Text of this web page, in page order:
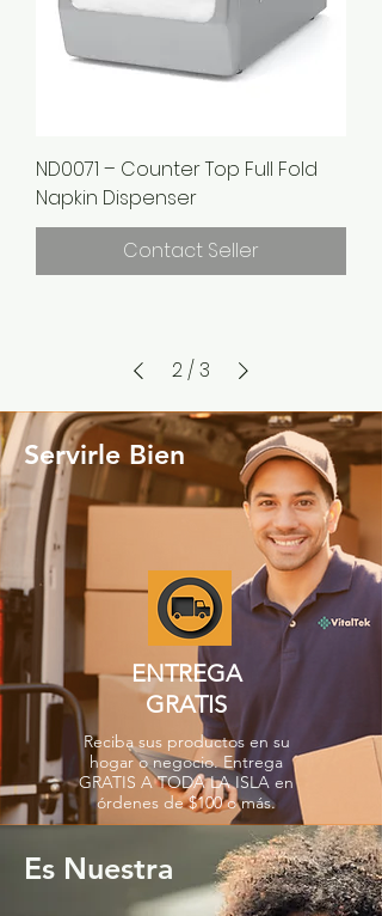
ND0071 – Counter Top Full Fold
Napkin Dispenser
Contact Seller
2 /3
Servirle Bien
ENTREGA
GRATIS
Reciba sus productos en su
hogar o negocio. Entrega
GRATIS A TODA LA ISLA en
órdenes de $100 o más.
Es Nuestra